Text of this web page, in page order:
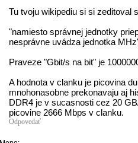
Tu tvoju wikipediu si si zeditoval
"namiesto správnej jednotky
nesprávne uvádza jednotka
Praveze "Gbit/s na bit" je
A hodnota v clanku je picovina
mnohonasobne prekonavaju aj
DDR4 je v sucasnosti cez 20
picovine 2666 Mbps v clanku.
Odpovedať